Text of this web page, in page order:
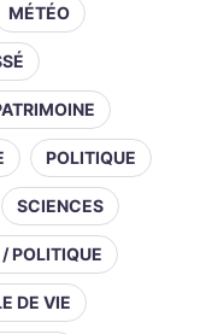
MÉTÉO
POLITIQUE
SCIENCES
POLITIQUE
DE VIE